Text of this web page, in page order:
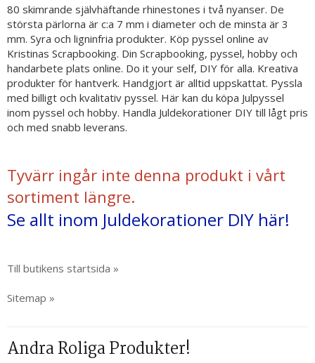
80 skimrande självhäftande rhinestones i två nyanser. De
största pärlorna är c:a 7 mm i diameter och de minsta är 3
mm. Syra och ligninfria produkter. Köp pyssel online av
Kristinas Scrapbooking. Din Scrapbooking, pyssel, hobby och
handarbete plats online. Do it your self, DIY för alla. Kreativa
produkter för hantverk. Handgjort är alltid uppskattat. Pyssla
med billigt och kvalitativ pyssel. Här kan du köpa Julpyssel
inom pyssel och hobby. Handla Juldekorationer DIY till lågt pris
och med snabb leverans.
Tyvärr ingår inte denna produkt i vårt
sortiment längre.
Se allt inom Juldekorationer DIY här!
Till butikens startsida »
Sitemap »
Andra Roliga Produkter!